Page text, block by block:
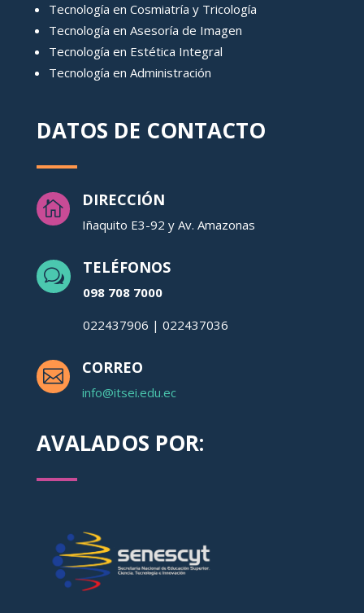
Tecnología en Cosmiatría y Tricología
Tecnología en Asesoría de Imagen
Tecnología en Estética Integral
Tecnología en Administración
DATOS DE CONTACTO
 DIRECCIÓN
Iñaquito E3-92 y Av. Amazonas
w TELÉFONOS
098 708 7000
022437906 | 022437036
 CORREO
info@itsei.edu.ec
AVALADOS POR: